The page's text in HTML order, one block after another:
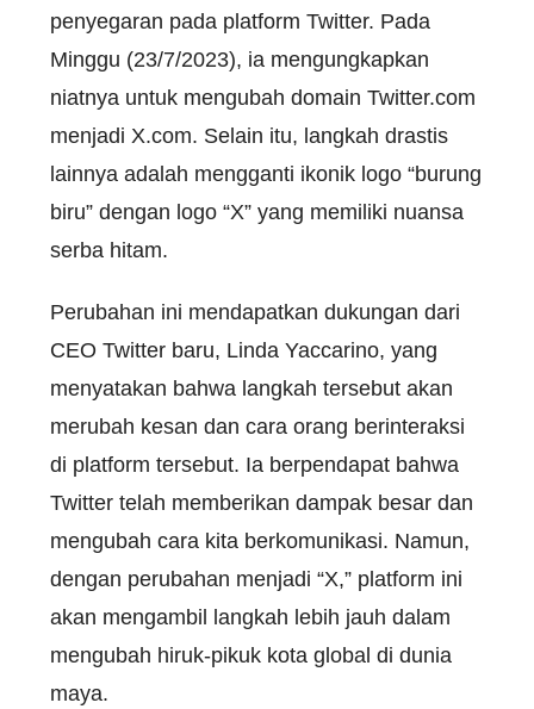
penyegaran pada platform Twitter. Pada
Minggu (23/7/2023), ia mengungkapkan
niatnya untuk mengubah domain Twitter.com
menjadi X.com. Selain itu, langkah drastis
lainnya adalah mengganti ikonik logo “burung
biru” dengan logo “X” yang memiliki nuansa
serba hitam.
Perubahan ini mendapatkan dukungan dari
CEO Twitter baru, Linda Yaccarino, yang
menyatakan bahwa langkah tersebut akan
merubah kesan dan cara orang berinteraksi
di platform tersebut. Ia berpendapat bahwa
Twitter telah memberikan dampak besar dan
mengubah cara kita berkomunikasi. Namun,
dengan perubahan menjadi “X,” platform ini
akan mengambil langkah lebih jauh dalam
mengubah hiruk-pikuk kota global di dunia
maya.